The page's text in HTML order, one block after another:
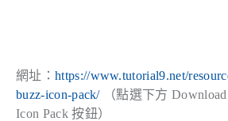
網址： https://www.tutorial9.net/
buzz-icon-pack/（點選下方 Download
Icon Pack 按鈕）